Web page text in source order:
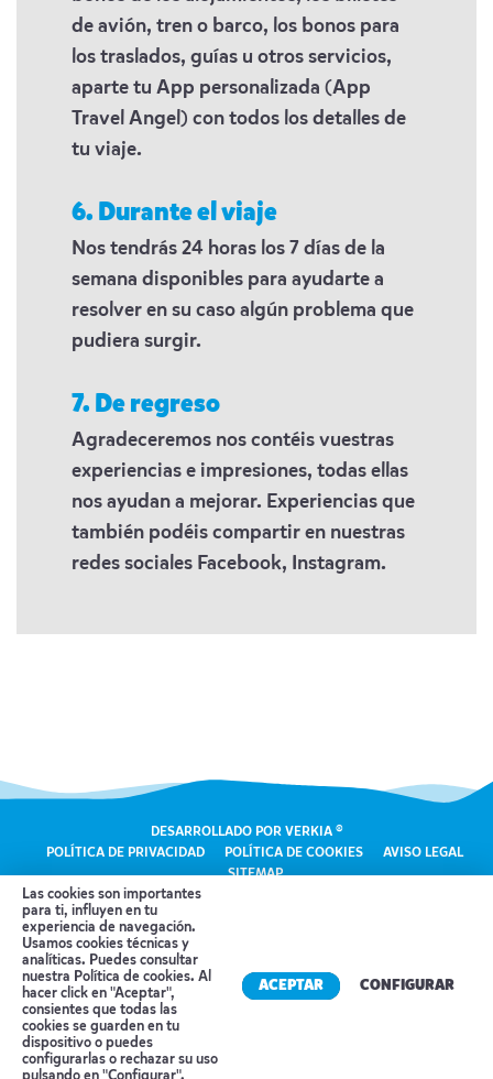
de avión, tren o barco, los bonos para
los traslados, guías u otros servicios,
aparte tu App personalizada (App
Travel Angel) con todos los detalles de
tu viaje.
6. Durante el viaje
Nos tendrás 24 horas los 7 días de la
semana disponibles para ayudarte a
resolver en su caso algún problema que
pudiera surgir.
7. De regreso
Agradeceremos nos contéis vuestras
experiencias e impresiones, todas ellas
nos ayudan a mejorar. Experiencias que
también podéis compartir en nuestras
redes sociales Facebook, Instagram.
Pacific Viatges ha sido beneficiaria con un importe de mas de
10.000€ de una subvención extraordinaria de apoyo a la solvencia
empresarial en la Comunidad Valenciana en respuesta a la pandemia
de la COVID-19, convocada por la Conselleria de Hacienda y Módelo
Económico de la Generalitat Valenciana.
DESARROLLADO POR VERKIA ®
POLÍTICA DE PRIVACIDAD
POLÍTICA DE COOKIES
AVISO LEGAL
SITEMAP
Reserva tu cita
Las cookies son importantes
para ti, influyen en tu
experiencia de navegación.
Usamos cookies técnicas y
analíticas. Puedes consultar
nuestra Política de cookies. Al
hacer click en "Aceptar",
consientes que todas las
cookies se guarden en tu
dispositivo o puedes
configurarlas o rechazar su uso
ACEPTAR CONFIGURAR